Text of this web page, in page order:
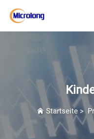
Startseite >